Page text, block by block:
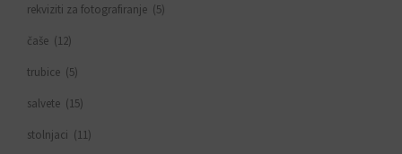
rekviziti za fotografiranje (5)
čaše (12)
trubice (5)
salvete (15)
stolnjaci (11)